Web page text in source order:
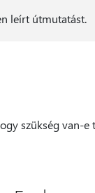
leírt útmutatást.
szükség van-